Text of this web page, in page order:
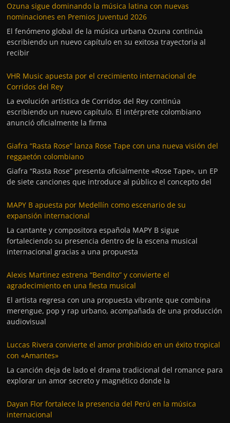
Ozuna sigue dominando la música latina con nuevas
nominaciones en Premios Juventud 2026
El fenómeno global de la música urbana Ozuna continúa
escribiendo un nuevo capítulo en su exitosa trayectoria al
recibir
VHR Music apuesta por el crecimiento internacional de
Corridos del Rey
La evolución artística de Corridos del Rey continúa
escribiendo un nuevo capítulo. El intérprete colombiano
anunció oficialmente la firma
Giafra “Rasta Rose” lanza Rose Tape con una nueva visión del
reggaetón colombiano
Giafra “Rasta Rose” presenta oficialmente «Rose Tape», un EP
de siete canciones que introduce al público el concepto del
MAPY B apuesta por Medellín como escenario de su
expansión internacional
La cantante y compositora española MAPY B sigue
fortaleciendo su presencia dentro de la escena musical
internacional gracias a una propuesta
Alexis Martinez estrena “Bendito” y convierte el
agradecimiento en una fiesta musical
El artista regresa con una propuesta vibrante que combina
merengue, pop y rap urbano, acompañada de una producción
audiovisual
Luccas Rivera convierte el amor prohibido en un éxito tropical
con «Amantes»
La canción deja de lado el drama tradicional del romance para
explorar un amor secreto y magnético donde la
Dayan Flor fortalece la presencia del Perú en la música
internacional